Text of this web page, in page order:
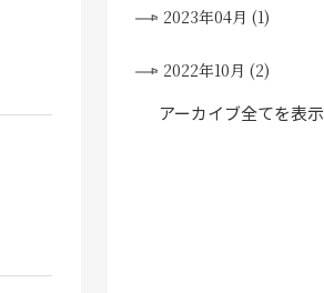
2023年04月 (1)
2022年10月 (2)
アーカイブ全てを表示